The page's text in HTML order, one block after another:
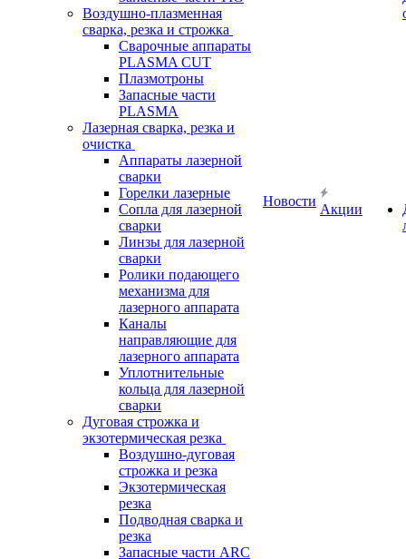
Воздушно-плазменная
сварка, резка и строжка
Сварочные аппараты
PLASMA CUT
Плазмотроны
Запасные части
PLASMA
Лазерная сварка, резка и
очистка
Аппараты лазерной
сварки
Горелки лазерные
Сопла для лазерной
сварки
Линзы для лазерной
сварки
Ролики подающего
механизма для
лазерного аппарата
Каналы
направляющие для
лазерного аппарата
Уплотнительные
кольца для лазерной
сварки
Дуговая строжка и
экзотермическая резка
Воздушно-дуговая
строжка и резка
Экзотермическая
резка
Подводная сварка и
резка
Запасные части ARC
Новости
Акции